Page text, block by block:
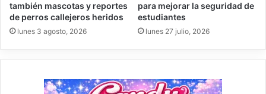
también mascotas y reportes
de perros callejeros heridos
lunes 3 agosto, 2026
para mejorar la seguridad de
estudiantes
lunes 27 julio, 2026